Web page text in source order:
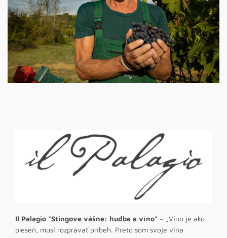
Il Palagio "Stingove vášne: hudba a víno" – „Víno je ako
pieseň, musí rozprávať príbeh. Preto som svoje vína